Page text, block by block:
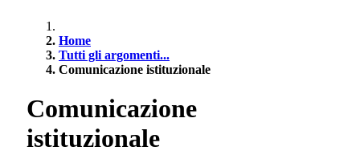
Home
Tutti gli argomenti...
Comunicazione istituzionale
Comunicazione
istituzionale